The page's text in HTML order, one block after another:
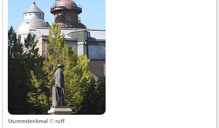
Stummdenkmal © ruff